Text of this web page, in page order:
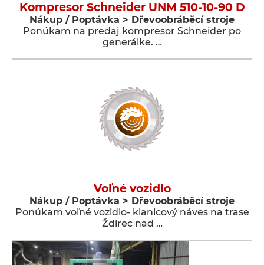
Kompresor Schneider UNM 510-10-90 D
Nákup / Poptávka > Dřevoobráběcí stroje
Ponúkam na predaj kompresor Schneider po
generálke. …
Voľné vozidlo
Nákup / Poptávka > Dřevoobráběcí stroje
Ponúkam voľné vozidlo- klanicový náves na trase
Ždírec nad …